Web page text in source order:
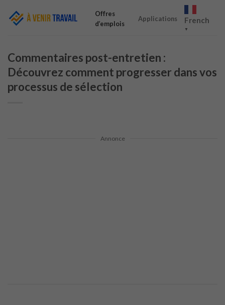
Offres
d’emplois
Applications French
▼
Commentaires post-entretien :
Découvrez comment progresser dans vos
processus de sélection
Annonce